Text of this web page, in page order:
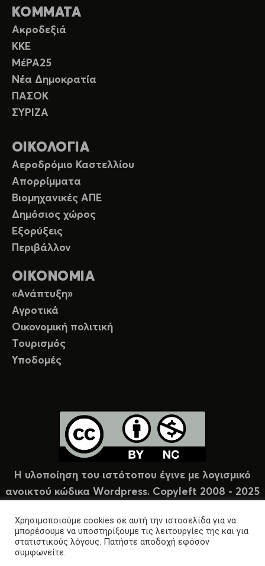
ΚΟΜΜΑΤΑ
Ακροδεξιά
ΚΚΕ
ΜέΡΑ25
Νέα Δημοκρατία
ΠΑΣΟΚ
ΣΥΡΙΖΑ
ΟΙΚΟΛΟΓΙΑ
Αεροδρόμιο Καστελλίου
Απορρίμματα
Βιομηχανικές ΑΠΕ
Δημόσιος χώρος
Εξορύξεις
Περιβάλλον
ΟΙΚΟΝΟΜΙΑ
«Ανάπτυξη»
Αγροτικά
Οικονομική πολιτική
Τουρισμός
Υποδομές
Η υλοποίηση του ιστότοπου έγινε με λογισμικό
ανοικτού κώδικα Wordpress. Copyleft 2008 - 2025
Χρησιμοποιούμε cookies σε αυτή την ιστοσελίδα για να
μπορέσουμε να υποστηρίξουμε τις λειτουργίες της και για
στατιστικούς λόγους. Πατήστε αποδοχή εφόσον
συμφωνείτε.